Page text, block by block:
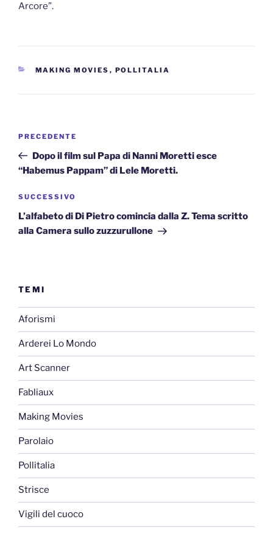
Arcore”.
CATEGORIE
MAKING MOVIES , POLLITALIA
Articolo
precedente:
PRECEDENTE
Dopo il film sul Papa di Nanni Moretti esce
“Habemus Pappam” di Lele Moretti.
Articolo
successivo
SUCCESSIVO
L’alfabeto di Di Pietro comincia dalla Z. Tema scritto
alla Camera sullo zuzzurullone
TEMI
Aforismi
Arderei Lo Mondo
Art Scanner
Fabliaux
Making Movies
Parolaio
Pollitalia
Strisce
Vigili del cuoco